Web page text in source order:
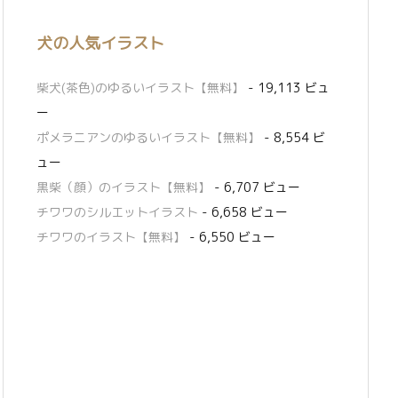
犬の人気イラスト
柴犬(茶色)のゆるいイラスト【無料】
- 19,113 ビュ
ー
ポメラニアンのゆるいイラスト【無料】
- 8,554 ビ
ュー
黒柴（顔）のイラスト【無料】
- 6,707 ビュー
チワワのシルエットイラスト - 6,658 ビュー
チワワのイラスト【無料】
- 6,550 ビュー